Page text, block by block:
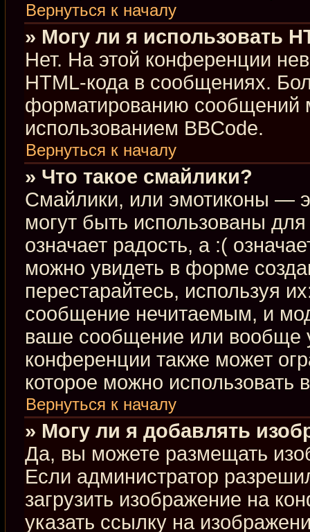
Вернуться к началу
» Могу ли я использовать
Нет. На этой конференции
HTML-кода в сообщениях.
форматированию сообщений
использованием BBCode.
Вернуться к началу
» Что такое смайлики?
Смайлики, или эмотиконы —
могут быть использованы
означает радость, а :(
можно увидеть в форме
перестарайтесь, используя
сообщение нечитаемым, и
ваше сообщение или вообще
конференции также может
которое можно использовать
Вернуться к началу
» Могу ли я добавлять
Да, вы можете размещать
Если администратор
загрузить изображение на
указать ссылку на